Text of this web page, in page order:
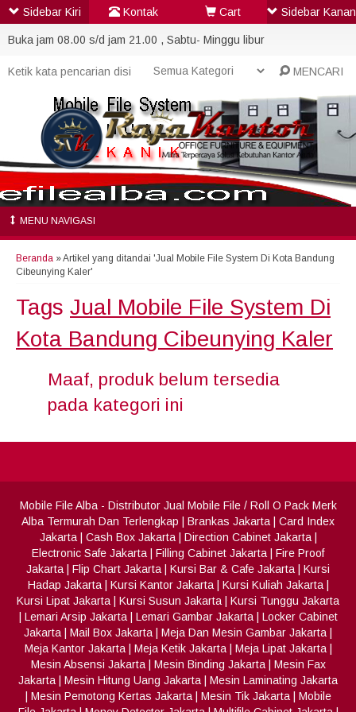
Buka jam 08.00 s/d jam 21.00 , Sabtu- Minggu libur
MENCARI
MENU NAVIGASI
Beranda »Artikel yang ditandai 'Jual Mobile File System Di Kota Bandung
Cibeunying Kaler'
Tags Jual Mobile File System Di
Kota Bandung Cibeunying Kaler
Maaf, produk belum tersedia
pada kategori ini
Mobile File Alba- Distributor Jual Mobile File / Roll O Pack Merk
Alba Termurah Dan Terlengkap
Brankas Jakarta
Card Index
Jakarta| Cash Box Jakarta| Direction Cabinet Jakarta|
Electronic Safe Jakarta
Filling Cabinet Jakarta
Fire Proof
Jakarta
Flip Chart Jakarta Kursi Bar & Cafe Jakarta
Kursi
Hadap Jakarta| Kursi Kantor Jakarta| Kursi Kuliah Jakarta|
Kursi Lipat Jakarta
Kursi Susun Jakarta
Kursi Tunggu Jakarta
Lemari Arsip Jakarta| Lemari Gambar Jakarta| Locker Cabinet
Jakarta
Mail Box Jakarta Meja Dan Mesin Gambar Jakarta
Meja Kantor Jakarta| Meja Ketik Jakarta| Meja Lipat Jakarta|
Mesin Absensi Jakarta| Mesin Binding Jakarta| Mesin Fax
Jakarta
Mesin Hitung Uang Jakarta
Mesin Laminating Jakarta
Mesin Pemotong Kertas Jakarta| Mesin Tik Jakarta| Mobile
Sidebar Kiri Kontak Cart Sidebar Kanan